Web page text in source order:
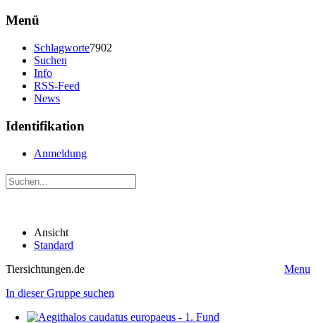
Menü
Schlagworte7902
Suchen
Info
RSS-Feed
News
Identifikation
Anmeldung
Ansicht
Standard
Tiersichtungen.de
Menu
In dieser Gruppe suchen